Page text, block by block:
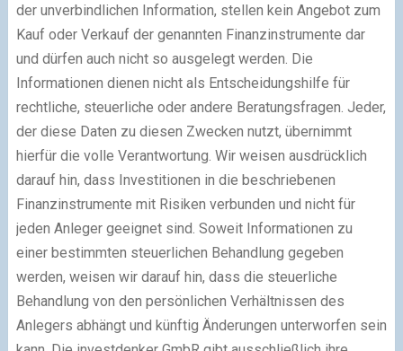
der unverbindlichen Information, stellen kein Angebot zum
Kauf oder Verkauf der genannten Finanzinstrumente dar
und dürfen auch nicht so ausgelegt werden. Die
Informationen dienen nicht als Entscheidungshilfe für
rechtliche, steuerliche oder andere Beratungsfragen. Jeder,
der diese Daten zu diesen Zwecken nutzt, übernimmt
hierfür die volle Verantwortung. Wir weisen ausdrücklich
darauf hin, dass Investitionen in die beschriebenen
Finanzinstrumente mit Risiken verbunden und nicht für
jeden Anleger geeignet sind. Soweit Informationen zu
einer bestimmten steuerlichen Behandlung gegeben
werden, weisen wir darauf hin, dass die steuerliche
Behandlung von den persönlichen Verhältnissen des
Anlegers abhängt und künftig Änderungen unterworfen sein